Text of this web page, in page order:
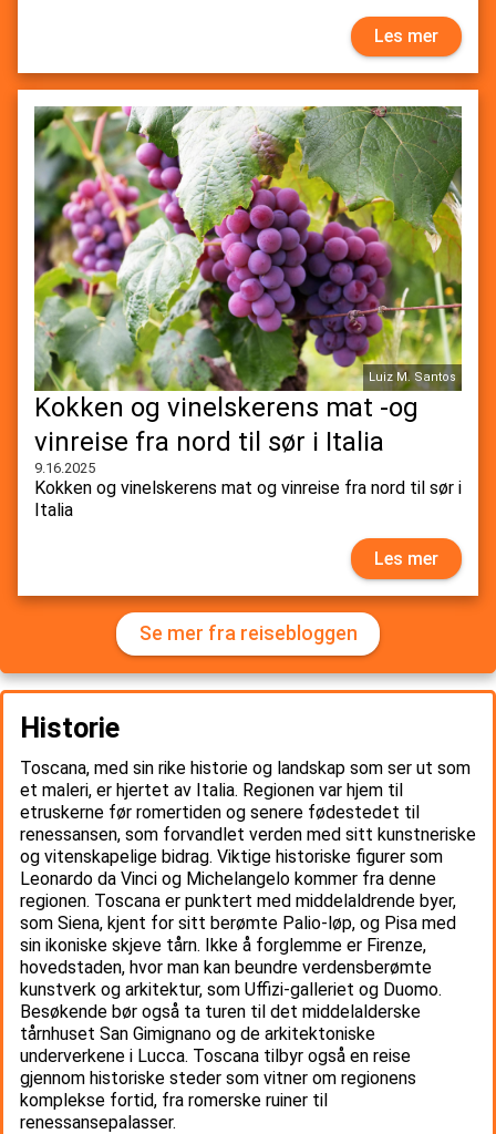
Historie
Toscana, med sin rike historie og landskap som ser ut som
et maleri, er hjertet av Italia. Regionen var hjem til
etruskerne før romertiden og senere fødestedet til
renessansen, som forvandlet verden med sitt kunstneriske
og vitenskapelige bidrag. Viktige historiske figurer som
Leonardo da Vinci og Michelangelo kommer fra denne
regionen. Toscana er punktert med middelaldrende byer,
som Siena, kjent for sitt berømte Palio-løp, og Pisa med
sin ikoniske skjeve tårn. Ikke å forglemme er Firenze,
hovedstaden, hvor man kan beundre verdensberømte
kunstverk og arkitektur, som Uffizi-galleriet og Duomo.
Besøkende bør også ta turen til det middelalderske
tårnhuset San Gimignano og de arkitektoniske
underverkene i Lucca. Toscana tilbyr også en reise
gjennom historiske steder som vitner om regionens
komplekse fortid, fra romerske ruiner til
renessansepalasser.
Les mer
Luiz M. Santos
Kokken og vinelskerens mat -og
vinreise fra nord til sør i Italia
9.16.2025
Kokken og vinelskerens mat og vinreise fra nord til sør i
Italia
Les mer
Se mer fra reisebloggen